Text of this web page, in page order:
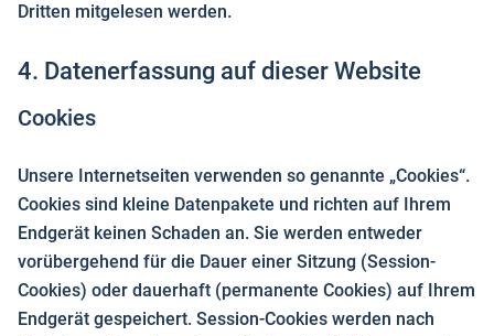
Dritten mitgelesen werden.
4. Datenerfassung auf dieser Website
Cookies
Unsere Internetseiten verwenden so genannte „Cookies“.
Cookies sind kleine Datenpakete und richten auf Ihrem
Endgerät keinen Schaden an. Sie werden entweder
vorübergehend für die Dauer einer Sitzung (Session-
Cookies) oder dauerhaft (permanente Cookies) auf Ihrem
Endgerät gespeichert. Session-Cookies werden nach